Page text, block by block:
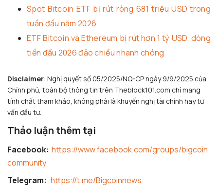
Spot Bitcoin ETF bị rút ròng 681 triệu USD trong
tuần đầu năm 2026
ETF Bitcoin và Ethereum bị rút hơn 1 tỷ USD, dòng
tiền đầu 2026 đảo chiều nhanh chóng
Disclaimer: Nghị quyết số 05/2025/NQ-CP ngày 9/9/2025 của
Chính phủ, toàn bộ thông tin trên Theblock101.com chỉ mang
tính chất tham khảo, không phải là khuyến nghị tài chính hay tư
vấn đầu tư.
Thảo luận thêm tại
Facebook: https://www.facebook.com/groups/bigcoin
community
Telegram: https://t.me/Bigcoinnews